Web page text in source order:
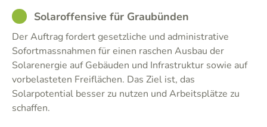
GOODSolaroffensive für Graubünden
Der Auftrag fordert gesetzliche und administrative
Sofortmassnahmen für einen raschen Ausbau der
Solarenergie auf Gebäuden und Infrastruktur sowie auf
vorbelasteten Freiflächen. Das Ziel ist, das
Solarpotential besser zu nutzen und Arbeitsplätze zu
schaffen.